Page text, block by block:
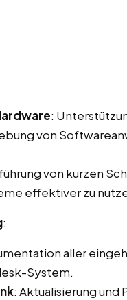
:
von
von kurzen
effektiver zu
:
aller
System.
: Aktualisierung